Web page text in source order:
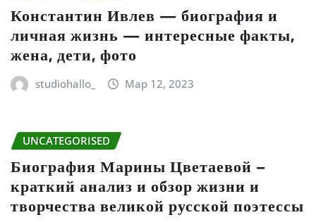
Константин Ивлев — биография и
личная жизнь — интересные факты,
жена, дети, фото
studiohallo_ Мар 12, 2023
UNCATEGORISED
Биография Марины Цветаевой –
краткий анализ и обзор жизни и
творчества великой русской поэтессы